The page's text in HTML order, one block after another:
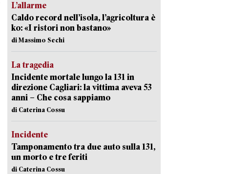
L’allarme
Caldo record nell’isola, l’agricoltura è
ko: «I ristori non bastano»
di Massimo Sechi
La tragedia
Incidente mortale lungo la 131 in
direzione Cagliari: la vittima aveva 53
anni – Che cosa sappiamo
di Caterina Cossu
Incidente
Tamponamento tra due auto sulla 131,
un morto e tre feriti
di Caterina Cossu